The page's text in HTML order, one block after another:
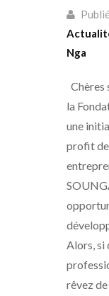
Nga
Chères
la
une
profit
Alors, si
rêvez